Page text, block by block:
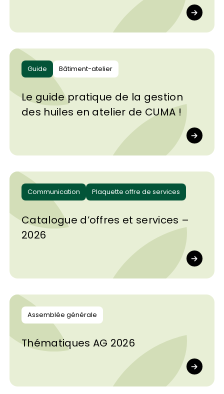
Guide Bâtiment-atelier
Le guide pratique de la gestion
des huiles en atelier de CUMA !
Communication Plaquette offre de services
Catalogue d’offres et services –
2026
Assemblée générale
Thématiques AG 2026